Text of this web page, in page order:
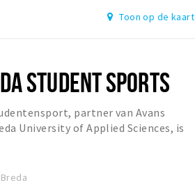
Toon op de kaart
STUDENT SPORTS
partner van Avans
University of Applied Sciences, is